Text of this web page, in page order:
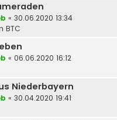
« 30.06.2020 13:34
BTC
« 06.06.2020 16:12
Niederbayern
« 30.04.2020 19:41